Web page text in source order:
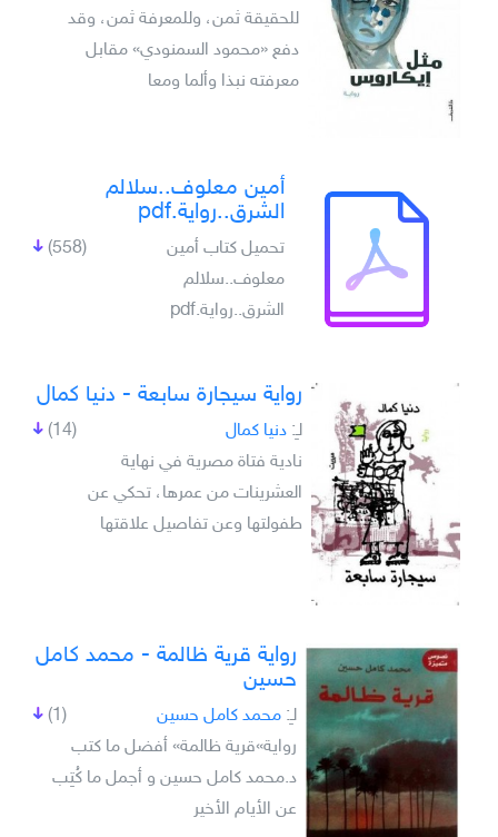
للحقيقة ثمن، وللمعرفة ثمن، وقد
دفع «محمود السمنودي» مقابل
معرفته نبذا وألما ومعا
أمين معلوف..سلالم
الشرق..رواية.pdf
(558)
تحميل كتاب أمين
معلوف..سلالم
الشرق..رواية.pdf
رواية سيجارة سابعة - دنيا كمال
(14) لـِ: دنيا كمال
نادية فتاة مصرية في نهاية
العشرينات من عمرها، تحكي عن
طفولتها وعن تفاصيل علاقتها
رواية قرية ظالمة - محمد كامل
حسين
(1) لـِ: محمد كامل حسين
رواية»قرية ظالمة» أفضل ما كتب
د.محمد كامل حسين و أجمل ما كُتِب
عن الأيام الأخير